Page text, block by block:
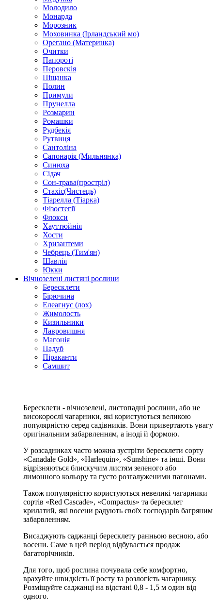
Молодило
Монарда
Морозник
Моховинка (Ірландський мо)
Орегано (Материнка)
Очитки
Папороті
Перовскія
Піщанка
Полин
Примули
Прунелла
Розмарин
Ромашки
Рудбекія
Рутвиця
Сантоліна
Сапонарія (Мильнянка)
Синюха
Сідач
Сон-трава(простріл)
Стахіс(Чистець)
Тіарелла (Тіарка)
Фізостегії
Флокси
Хауттюйнія
Хости
Хризантеми
Чебрець (Тим'ян)
Шавлія
Юкки
Вічнозелені листяні рослини
Бересклети
Бірючина
Елеагнус (лох)
Жимолость
Кизильники
Лавровишня
Магонія
Падуб
Піраканти
Самшит
Бересклети - вічнозелені, листопадні рослини, або не
високорослі чагарники, які користуються великою
популярністю серед садівників. Вони привертають увагу
оригінальним забарвленням, а іноді й формою.
У розсадниках часто можна зустріти бересклети сорту
«Canadale Gold», «Harlequin», «Sunshine» та інші. Вони
відрізняються блискучим листям зеленого або
лимонного кольору та густо розгалуженими пагонами.
Також популярністю користуються невеликі чагарники
сортів «Red Cascade», «Compactus» та бересклет
крилатий, які восени радують своїх господарів багряним
забарвленням.
Висаджують саджанці бересклету ранньою весною, або
восени. Саме в цей період відбувається продаж
багаторічників.
Для того, щоб рослина почувала себе комфортно,
врахуйте швидкість її росту та розлогість чагарнику.
Розміщуйте саджанці на відстані 0,8 - 1,5 м один від
одного.